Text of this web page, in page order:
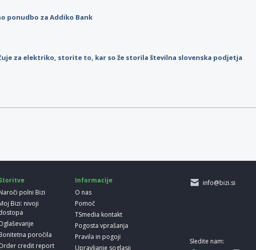
ponudbo za Addiko Bank
za elektriko, storite to, kar so že storila številna slovenska podjetja
polni Bizi
Bizi: nivoji
poročila
credit report
Informacije
O nas
Pomoč
TSmedia kontakt
Pogosta vprašanja
Pravila in pogoji
Upravljanje soglasij
info@bizi.si
Sledite nam: